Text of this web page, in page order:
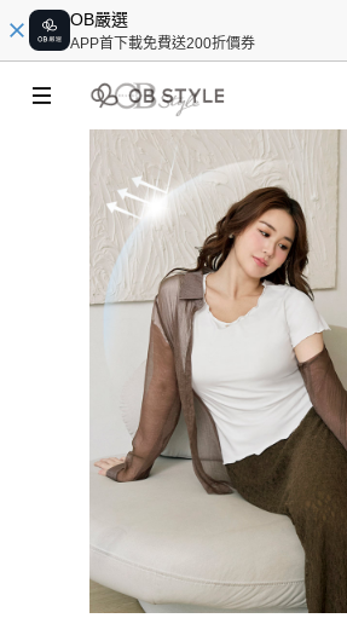
OB嚴選
APP首下載免費送200折價券